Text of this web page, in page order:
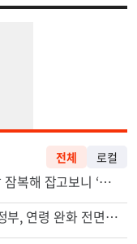
전체 로컬
신호위반 후 달아난 배달기사…경찰 잠복해 잡고보니 ‘반전’
"65세 복수국적 빗장 푸나"... 한국 정부, 연령 완화 전면 추진